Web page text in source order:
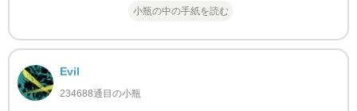
小瓶の中の手紙を読む
Evil
234688通目の小瓶